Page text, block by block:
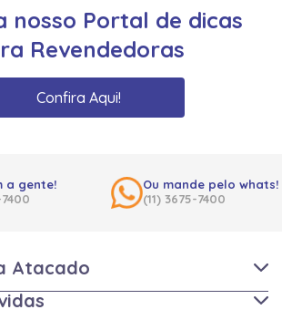
nosso Portal de dicas
Revendedoras
Confira Aqui!
a gente!
7400
Ou mande pelo whats!
(11) 3675-7400
Atacado